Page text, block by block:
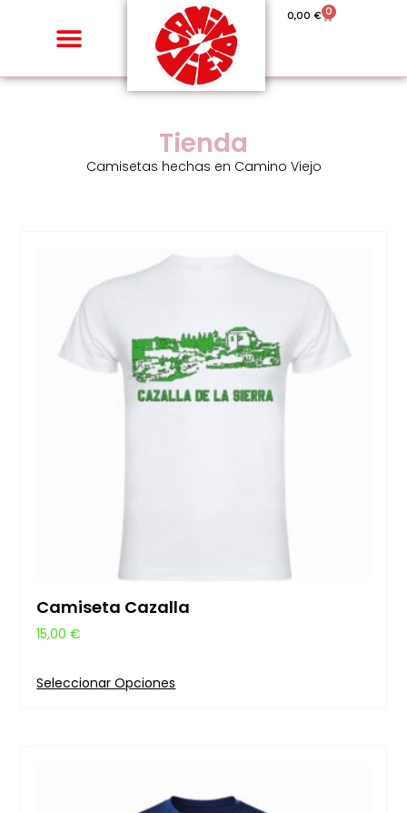
0,00 € 0
Tienda
Camisetas hechas en Camino Viejo
Camiseta Cazalla
15,00€
Seleccionar Opciones